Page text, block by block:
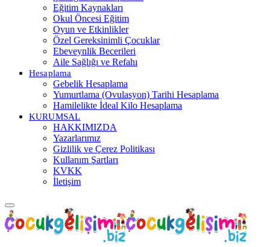
Eğitim Kaynakları
Okul Öncesi Eğitim
Oyun ve Etkinlikler
Özel Gereksinimli Çocuklar
Ebeveynlik Becerileri
Aile Sağlığı ve Refahı
Hesaplama
Gebelik Hesaplama
Yumurtlama (Ovulasyon) Tarihi Hesaplama
Hamilelikte İdeal Kilo Hesaplama
KURUMSAL
HAKKIMIZDA
Yazarlarımız
Gizlilik ve Çerez Politikası
Kullanım Şartları
KVKK
İletişim